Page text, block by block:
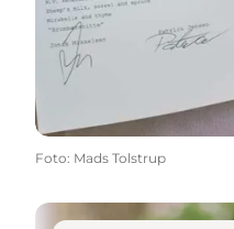
Foto: Mads Tolstrup
Find caféer til en